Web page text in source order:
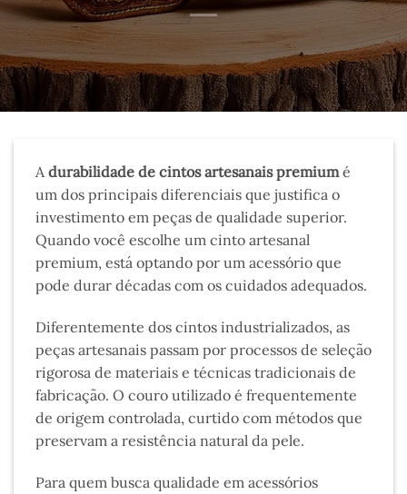
Adurabilidade de cintos artesanais premiumé
um dos principais diferenciais que justifica o
investimento em peças de qualidade superior.
Quando você escolhe um cinto artesanal
premium, está optando por um acessório que
pode durar décadas com os cuidados adequados.
Diferentemente dos cintos industrializados, as
peças artesanais passam por processos de seleção
rigorosa de materiais e técnicas tradicionais de
fabricação. O couro utilizado é frequentemente
de origem controlada, curtido com métodos que
preservam a resistência natural da pele.
Para quem busca qualidade em acessórios